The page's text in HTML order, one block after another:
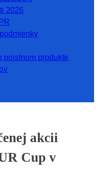
2026
poistnom produkte
akcii
Cup v